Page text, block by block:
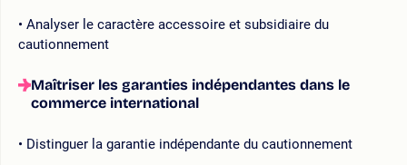
Analyser le caractère accessoire et subsidiaire du
cautionnement
Maîtriser les garanties indépendantes dans le
commerce international
Distinguer la garantie indépendante du cautionnement